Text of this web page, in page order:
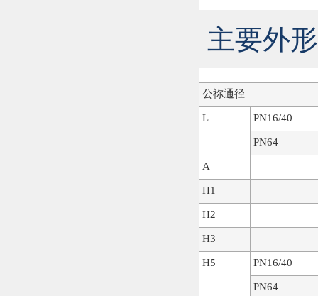
主要外
公祢通径
L PN16/40
PN64
A
H1
H2
H3
H5 PN16/40
PN64